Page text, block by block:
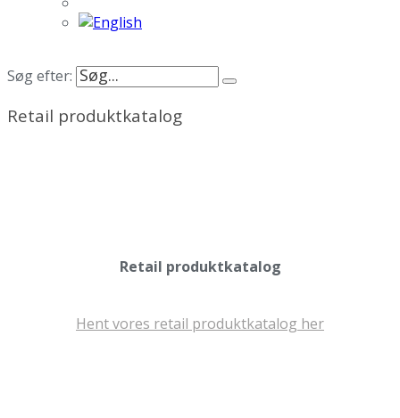
Søg efter:
Retail produktkatalog
Retail produktkatalog
Hent vores retail produktkatalog her